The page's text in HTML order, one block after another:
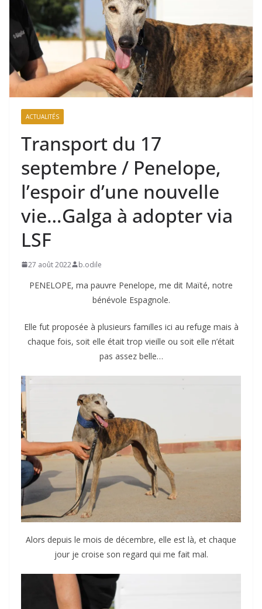
ACTUALITÉS
Transport du 17
septembre / Penelope,
l’espoir d’une nouvelle
vie…Galga à adopter via
LSF
27 août 2022 b.odile
PENELOPE, ma pauvre Penelope, me dit Maïté, notre
bénévole Espagnole.
Elle fut proposée à plusieurs familles ici au refuge mais à
chaque fois, soit elle était trop vieille ou soit elle n’était
pas assez belle…
Alors depuis le mois de décembre, elle est là, et chaque
jour je croise son regard qui me fait mal.